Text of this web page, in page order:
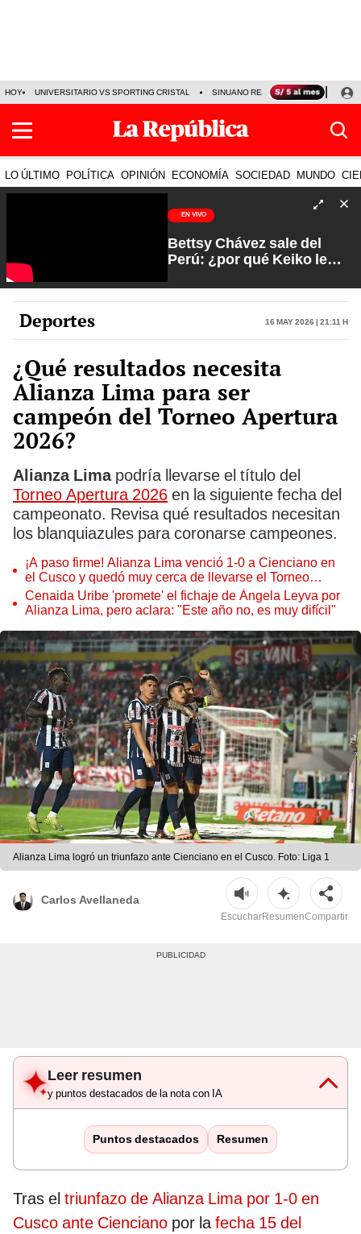
HOY UNIVERSITARIO VS SPORTING CRISTAL SINUANO RESULTADOS HOY
LO ÚLTIMO POLÍTICA OPINIÓN ECONOMÍA SOCIEDAD MUNDO
EN VIVO
Bettsy Chávez sale del
Perú: ¿por qué Keiko le
Fuerte y Claro con Manuela
Camacho
Deportes 16 May 2026 | 21:11 h
¿Qué resultados necesita
Alianza Lima para ser
campeón del Torneo Apertura
2026?
Alianza Limapodría llevarse el título del
Torneo Apertura 2026 en la siguiente fecha del
campeonato. Revisa qué resultados necesitan
los blanquiazules para coronarse campeones.
¡A paso firme! Alianza Lima venció 1-0 a Cienciano en
el Cusco y quedó muy cerca de llevarse el Torneo
Apertura 2026
Cenaida Uribe 'promete' el fichaje de Ángela Leyva por
Alianza Lima, pero aclara: "Este año no, es muy difícil"
Alianza Lima logró un triunfazo ante Cienciano en el Cusco. Foto: Liga 1
Carlos Avellaneda
EscucharResumenCompartir
Leer resumen
y puntos destacados de la nota con IA
Puntos destacados Resumen
Tras el triunfazo de Alianza Lima por 1-0 en
Cusco ante Cienciano por lafecha 15 del